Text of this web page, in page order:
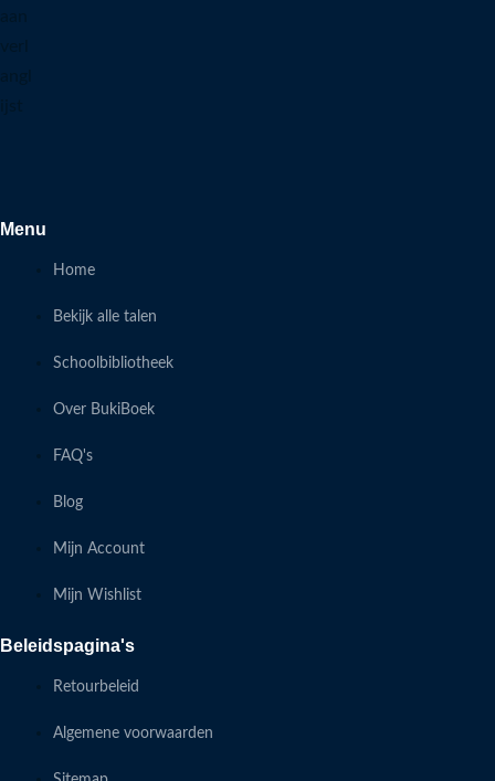
Menu
Home
Bekijk alle talen
Schoolbibliotheek
Over BukiBoek
FAQ's
Blog
Mijn Account
Mijn Wishlist
Beleidspagina's
Retourbeleid
Algemene voorwaarden